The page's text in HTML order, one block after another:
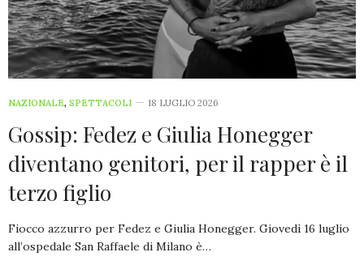
NAZIONALE, SPETTACOLI 18 LUGLIO 2026
Gossip: Fedez e Giulia Honegger
diventano genitori, per il rapper è il
terzo figlio
Fiocco azzurro per Fedez e Giulia Honegger. Giovedì 16 luglio
all’ospedale San Raffaele di Milano è…